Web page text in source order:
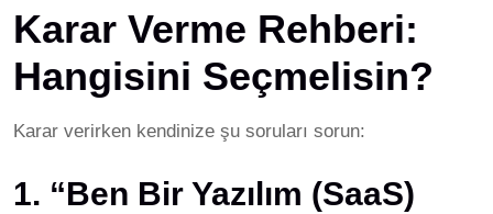
Karar Verme Rehberi:
Hangisini Seçmelisin?
Karar verirken kendinize şu soruları sorun:
1. “Ben Bir Yazılım (SaaS)